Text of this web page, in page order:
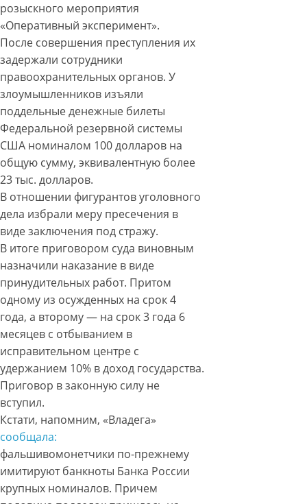
розыскного мероприятия
«Оперативный эксперимент».
После совершения преступления их
задержали сотрудники
правоохранительных органов. У
злоумышленников изъяли
поддельные денежные билеты
Федеральной резервной системы
США номиналом 100 долларов на
общую сумму, эквивалентную более
23 тыс. долларов.
В отношении фигурантов уголовного
дела избрали меру пресечения в
виде заключения под стражу.
В итоге приговором суда виновным
назначили наказание в виде
принудительных работ. Притом
одному из осужденных на срок 4
года, а второму — на срок 3 года 6
месяцев с отбыванием в
исправительном центре с
удержанием 10% в доход государства.
Приговор в законную силу не
вступил.
Кстати, напомним, «Владега»
сообщала:
фальшивомонетчики по-прежнему
имитируют банкноты Банка России
крупных номиналов. Причем